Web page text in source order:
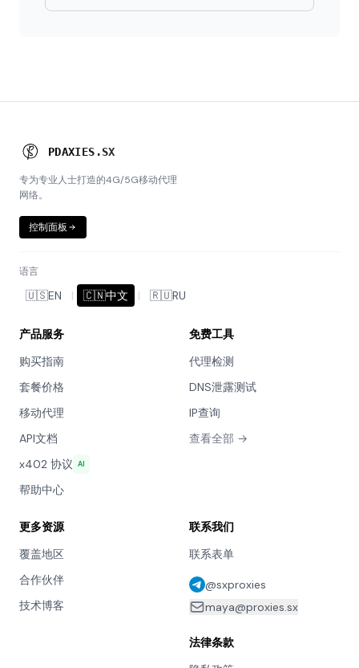
PROXIES .SX
专为专业人士打造的4G/5G移动代理
网络。
控制面板
语言
🇺🇸EN | 🇨🇳中文 | 🇷🇺RU
产品服务
购买指南
套餐价格
移动代理
API文档
x402 协议 AI
帮助中心
免费工具
代理检测
DNS泄露测试
IP查询
查看全部 →
更多资源
覆盖地区
合作伙伴
技术博客
联系我们
联系表单
@sxproxies
maya@proxies.sx
法律条款